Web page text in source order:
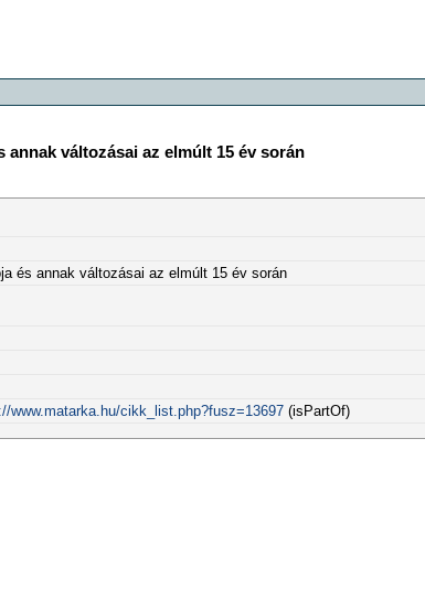
változásai az elmúlt 15 év során
és annak változásai az elmúlt 15 év során
www.matarka.hu/cikk_list.php?fusz=13697(isPartOf)